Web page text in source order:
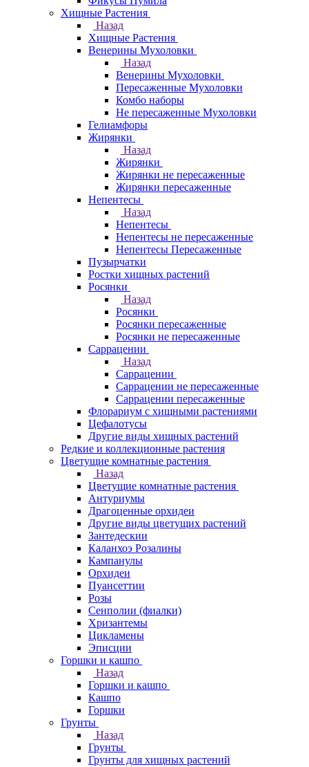
Хищные Растения
Назад
Хищные Растения
Венерины Мухоловки
Назад
Венерины Мухоловки
Пересаженные Мухоловки
Комбо наборы
Не пересаженные Мухоловки
Гелиамфоры
Жирянки
Назад
Жирянки
Жирянки не пересаженные
Жирянки пересаженные
Непентесы
Назад
Непентесы
Непентесы не пересаженные
Непентесы Пересаженные
Пузырчатки
Ростки хищных растений
Росянки
Назад
Росянки
Росянки пересаженные
Росянки не пересаженные
Саррацении
Назад
Саррацении
Саррацении не пересаженные
Саррацении пересаженные
Флорариум с хищными растениями
Цефалотусы
Другие виды хищных растений
Редкие и коллекционные растения
Цветущие комнатные растения
Назад
Цветущие комнатные растения
Антуриумы
Драгоценные орхидеи
Другие виды цветущих растений
Зантедескии
Каланхоэ Розалины
Кампанулы
Орхидеи
Пуансеттии
Розы
Сенполии (фиалки)
Хризантемы
Цикламены
Эписции
Горшки и кашпо
Назад
Горшки и кашпо
Кашпо
Горшки
Грунты
Назад
Грунты
Грунты для хищных растений